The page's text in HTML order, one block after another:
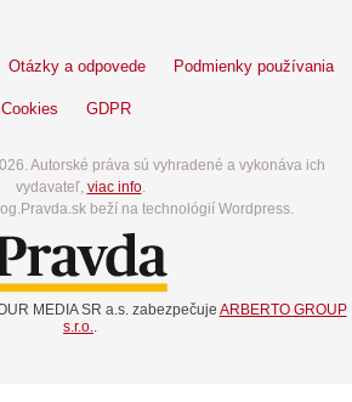
Otázky a odpovede Podmienky používania
Cookies GDPR
Autorské práva sú vyhradené a vykonáva ich
vydavateľ, viac info.
beží na technológií Wordpress.
MEDIA SR a.s. zabezpečuje ARBERTO GROUP
s.r.o.